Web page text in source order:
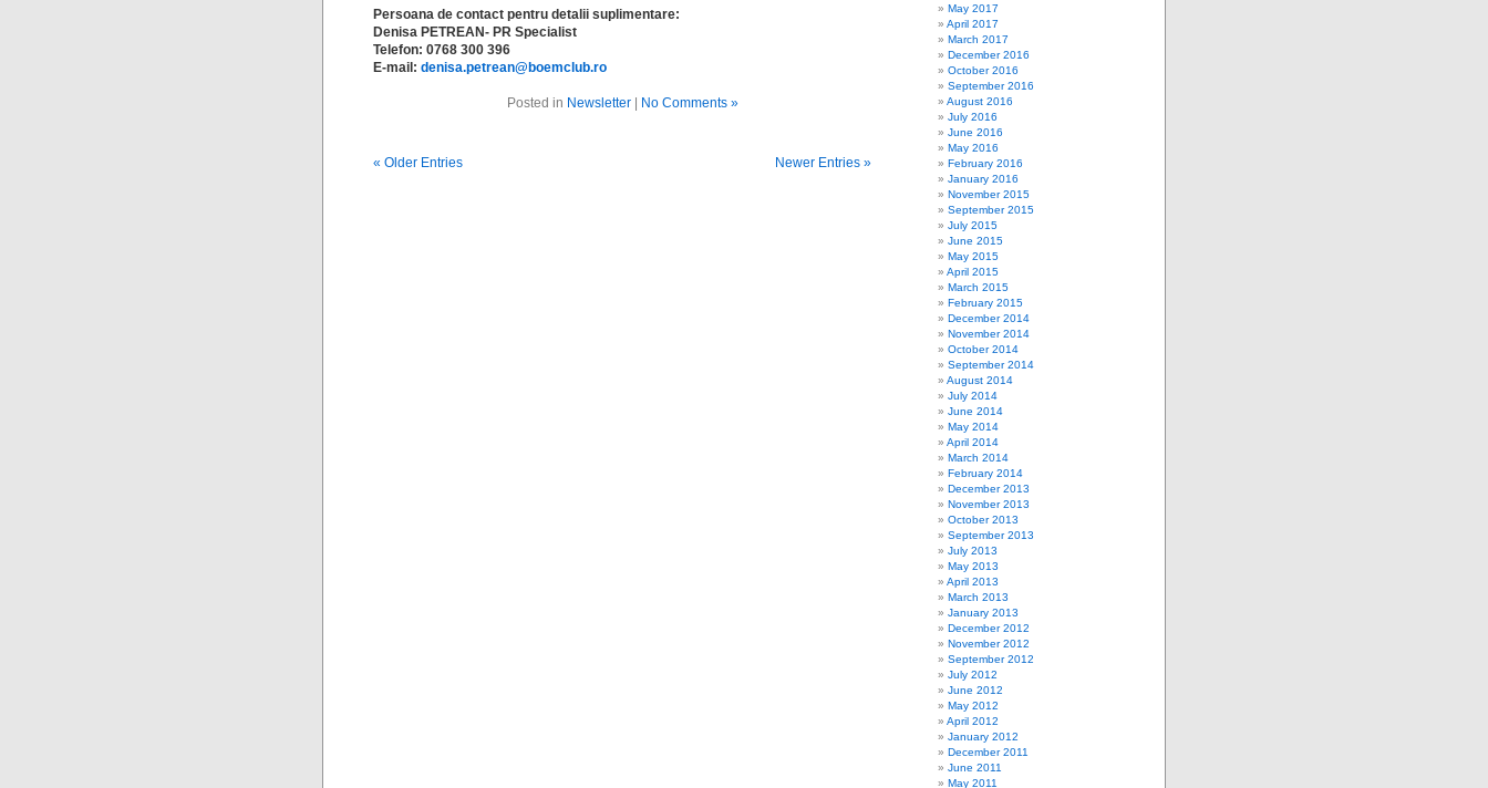
Persoana de contact pentru detalii suplimentare:
Denisa PETREAN- PR Specialist
Telefon: 0768 300 396
E-mail: denisa.petrean@boemclub.ro
Posted in Newsletter| No Comments »
« Older Entries Newer Entries »
May 2017
April 2017
March 2017
December 2016
October 2016
September 2016
August 2016
July 2016
June 2016
May 2016
February 2016
January 2016
November 2015
September 2015
July 2015
June 2015
May 2015
April 2015
March 2015
February 2015
December 2014
November 2014
October 2014
September 2014
August 2014
July 2014
June 2014
May 2014
April 2014
March 2014
February 2014
December 2013
November 2013
October 2013
September 2013
July 2013
May 2013
April 2013
March 2013
January 2013
December 2012
November 2012
September 2012
July 2012
June 2012
May 2012
April 2012
January 2012
December 2011
June 2011
May 2011